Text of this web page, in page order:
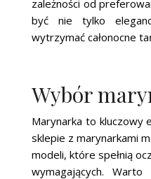
zależności od
być nie tylko
wytrzymać całonocne
Wybór
Marynarka to kluczowy
sklepie z marynarkami
modeli, które spełnią
wymagających.